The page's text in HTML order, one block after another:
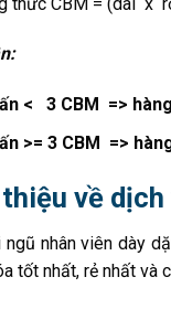
< 3 CBM =>
>= 3 CBM =>
về
nhân viên dày
tốt nhất, rẻ nhất và